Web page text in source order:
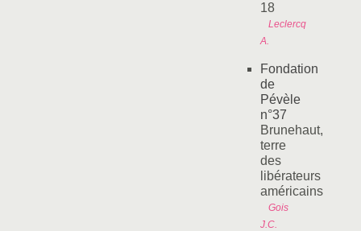
18
Leclercq
A.
Fondation
de
Pévèle
n°37
Brunehaut,
terre
des
libérateurs
américains
Gois
J.C.